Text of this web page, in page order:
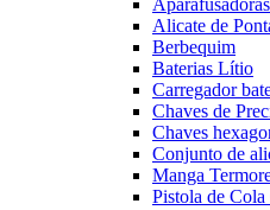
Alicate de
Berbequim
Baterias Lítio
Carregador
Chaves de
Chaves
Conjunto de
Manga
Pistola de Cola